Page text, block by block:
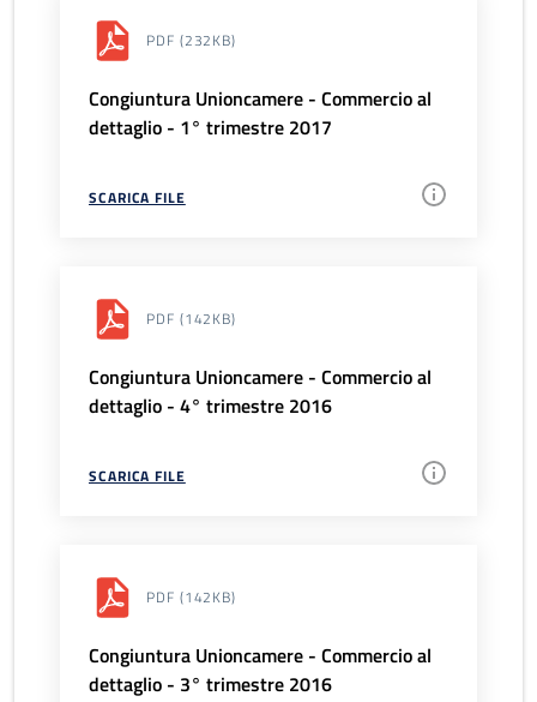
PDF (232KB)
Congiuntura Unioncamere - Commercio al
dettaglio - 1° trimestre 2017
SCARICA FILE
PDF (142KB)
Congiuntura Unioncamere - Commercio al
dettaglio - 4° trimestre 2016
SCARICA FILE
PDF (142KB)
Congiuntura Unioncamere - Commercio al
dettaglio - 3° trimestre 2016